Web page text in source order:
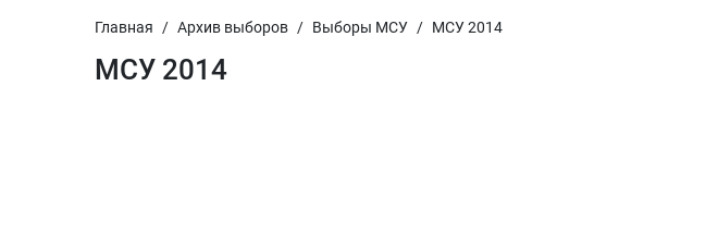
Главная / Архив выборов / Выборы МСУ / МСУ 2014
МСУ 2014